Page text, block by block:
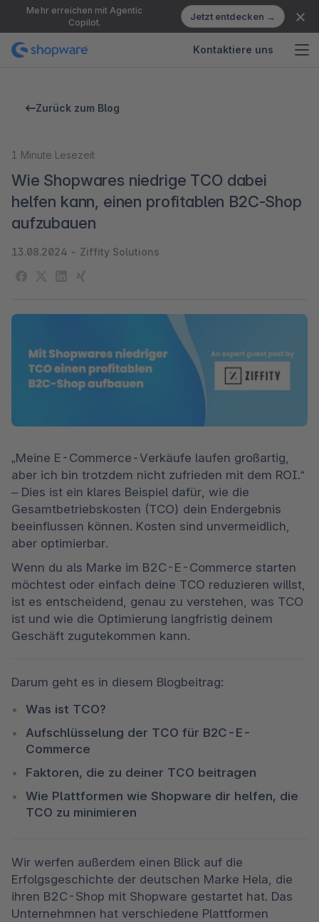
Mehr erreichen mit Agentic
Copilot.
Jetzt entdecken →
Kontaktiere uns
Zurück zum Blog
1 Minute Lesezeit
Wie Shopwares niedrige TCO dabei
helfen kann, einen profitablen B2C-Shop
aufzubauen
13.08.2024 - Ziffity Solutions
„Meine E-Commerce-Verkäufe laufen großartig,
aber ich bin trotzdem nicht zufrieden mit dem ROI.“
– Dies ist ein klares Beispiel dafür, wie die
Gesamtbetriebskosten (TCO) dein Endergebnis
beeinflussen können. Kosten sind unvermeidlich,
aber optimierbar.
Wenn du als Marke im B2C-E-Commerce starten
möchtest oder einfach deine TCO reduzieren willst,
ist es entscheidend, genau zu verstehen, was TCO
ist und wie die Optimierung langfristig deinem
Geschäft zugutekommen kann.
Darum geht es in diesem Blogbeitrag:
Was ist TCO?
Aufschlüsselung der TCO für B2C-E-
Commerce
Faktoren, die zu deiner TCO beitragen
Wie Plattformen wie Shopware dir helfen, die
TCO zu minimieren
Wir werfen außerdem einen Blick auf die
Erfolgsgeschichte der deutschen Marke Hela, die
ihren B2C-Shop mit Shopware gestartet hat. Das
Unternehmnen hat verschiedene Plattformen